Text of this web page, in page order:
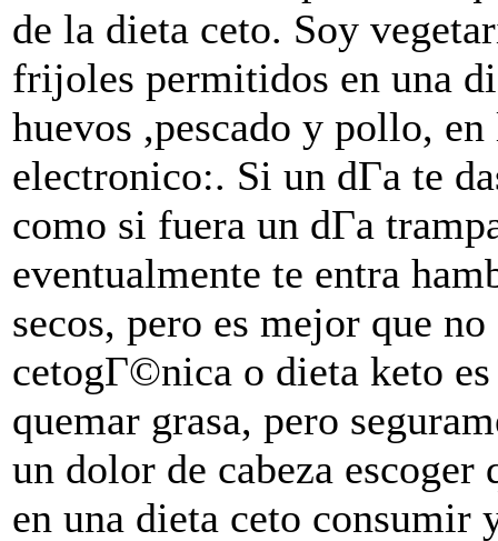
de la dieta ceto. Soy
frijoles permitidos en una
huevos ,pescado y pollo,
electronico:. Si un dГ­a te
como si fuera un dГ­a
eventualmente te entra
secos, pero es mejor que
cetogГ©nica o dieta keto
quemar grasa, pero
un dolor de cabeza
en una dieta ceto consumir